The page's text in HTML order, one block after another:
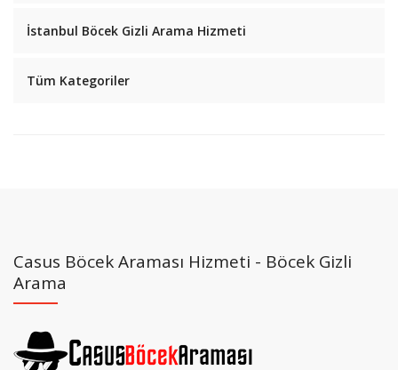
İstanbul Böcek Gizli Arama Hizmeti
Tüm Kategoriler
Casus Böcek Araması Hizmeti - Böcek Gizli
Arama